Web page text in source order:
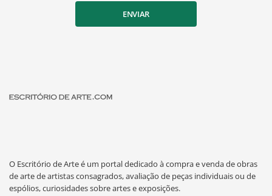
ENVIAR
O Escritório de Arte é um portal dedicado à compra e venda de obras
de arte de artistas consagrados, avaliação de peças individuais ou de
espólios, curiosidades sobre artes e exposições.